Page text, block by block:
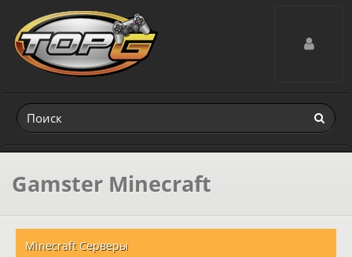
Toggle
Gamster Minecraft
Minecraft Серверы